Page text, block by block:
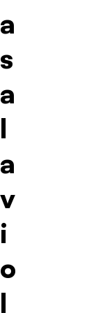
a
s
a
l
a
v
i
o
l